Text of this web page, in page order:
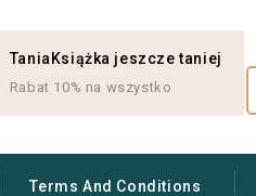
TaniaKsiążka jeszcze taniej
Rabat 10% na wszystko
Terms And Conditions